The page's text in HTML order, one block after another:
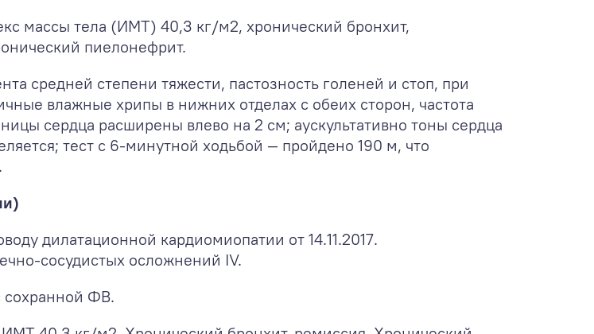
массы тела (ИМТ) 40,3 кг/м2, хронический бронхит,
пиелонефрит.
средней степени тяжести, пастозность голеней и стоп, при
влажные хрипы в нижних отделах с обеих сторон, частота
сердца расширены влево на 2 см; аускультативно тоны сердца
тест с 6-минутной ходьбой — пройдено 190 м, что
дилатационной кардиомиопатии от 14.11.2017.
сосудистых осложнений IV.
сохранной ФВ.